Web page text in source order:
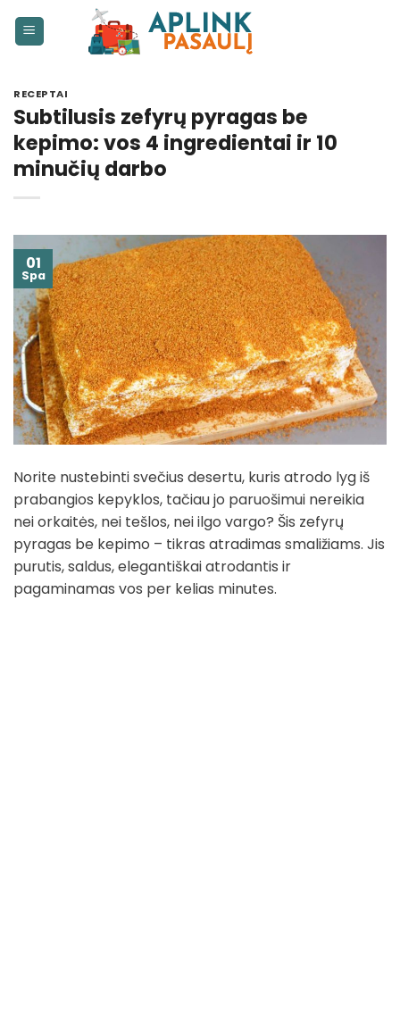
RECEPTAI
Subtilusis zefyrų pyragas be
kepimo: vos 4 ingredientai ir 10
minučių darbo
01
Spa
Norite nustebinti svečius desertu, kuris atrodo lyg iš
prabangios kepyklos, tačiau jo paruošimui nereikia
nei orkaitės, nei tešlos, nei ilgo vargo? Šis zefyrų
pyragas be kepimo – tikras atradimas smaližiams. Jis
purutis, saldus, elegantiškai atrodantis ir
pagaminamas vos per kelias minutes.